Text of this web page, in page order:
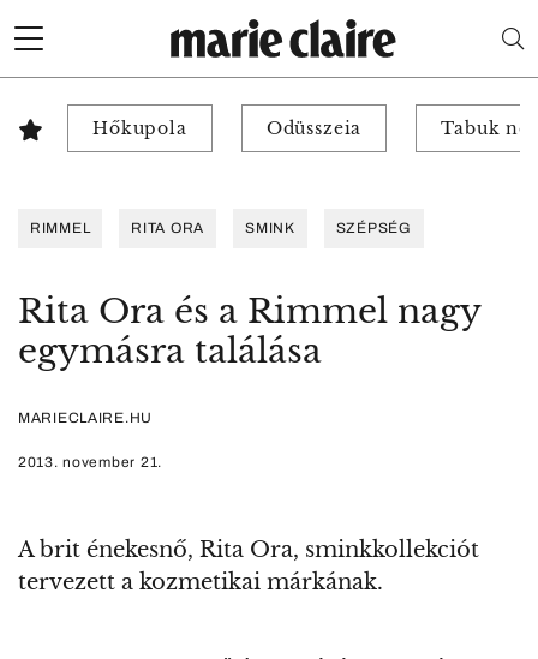
Hőkupola Odüsszeia Tabuk
RIMMEL RITA ORA SMINK SZÉPSÉG
Rita Ora és a Rimmel nagy
egymásra találása
MARIECLAIRE.HU
2013. november 21.
A brit énekesnő, Rita Ora, sminkkollekciót
tervezett a kozmetikai márkának.